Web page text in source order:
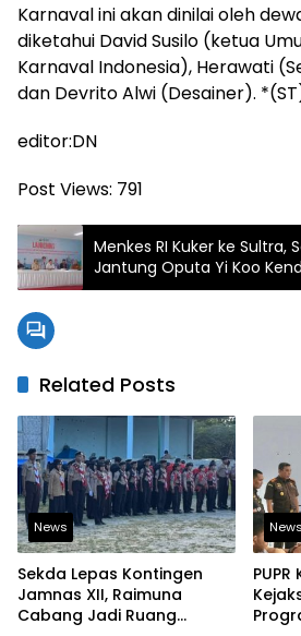
Karnaval ini akan dinilai oleh
diketahui David Susilo (ketua
Karnaval Indonesia), Herawati
dan Devrito Alwi (Desainer).
editor:DN
Post Views: 791
Menkes RI Kuker ke Sultra,
Jantung Oputa Yi Koo
Related Posts
News
Sekda Lepas Kontingen
Jamnas XII, Raimuna
Cabang Jadi Ruang
News